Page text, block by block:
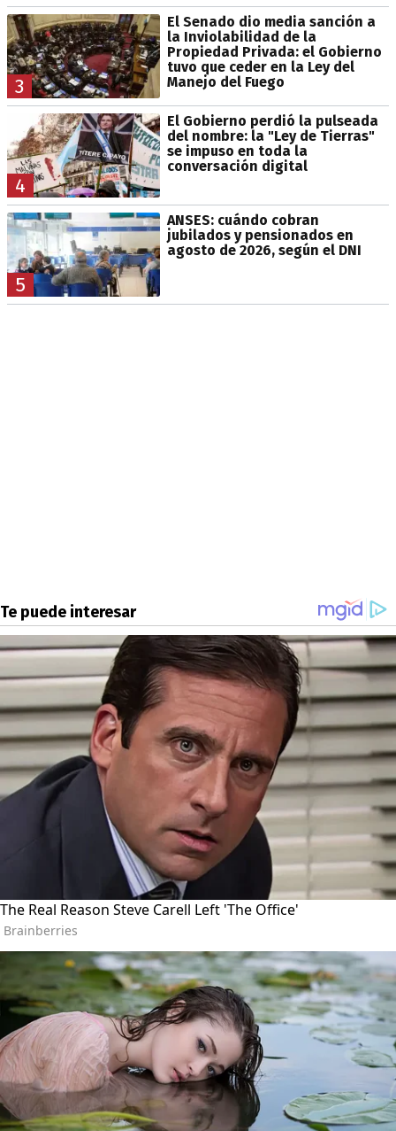
3
El Senado dio media sanción a
la Inviolabilidad de la
Propiedad Privada: el Gobierno
tuvo que ceder en la Ley del
Manejo del Fuego
4
El Gobierno perdió la pulseada
del nombre: la "Ley de Tierras"
se impuso en toda la
conversación digital
5
ANSES: cuándo cobran
jubilados y pensionados en
agosto de 2026, según el DNI